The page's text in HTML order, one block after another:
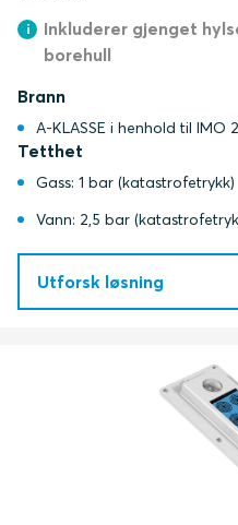
Inkluderer gjenget
borehull
Brann
A-KLASSE i henhold til IMO
Tetthet
Gass: 1 bar (katastrofetrykk)
Vann: 2,5 bar
Utforsk løsning